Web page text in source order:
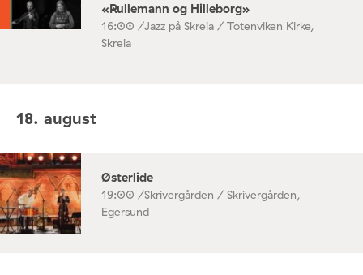
«Rullemann og Hilleborg»
16:00 /Jazz på Skreia / Totenviken Kirke,
Skreia
18. august
Østerlide
19:00 /Skrivergården / Skrivergården,
Egersund